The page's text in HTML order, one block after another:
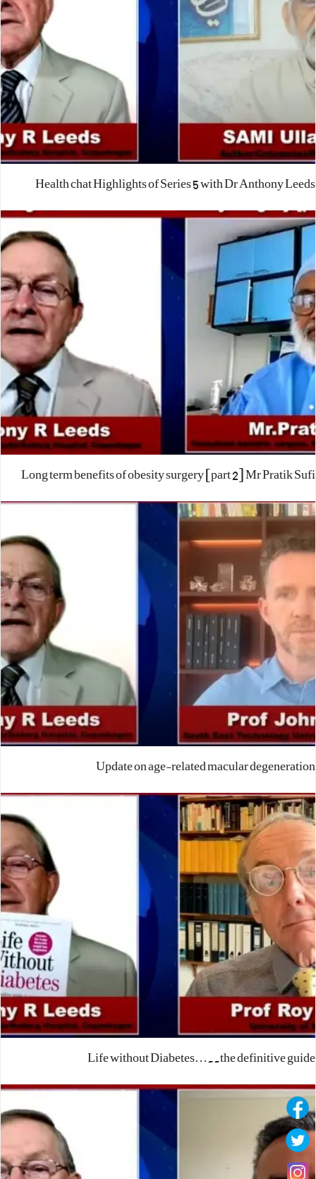
Health chat Highlights of Series 5 with Dr Anthony Leeds
Long term benefits of obesity surgery [part 2] Mr Pratik Sufi
Update on age-related macular degeneration
Life without Diabetes…..the definitive guide